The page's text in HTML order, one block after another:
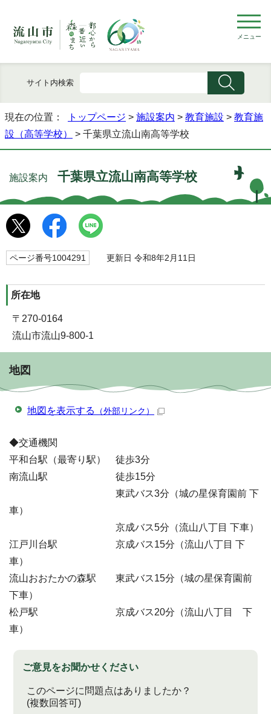
メニュー
サイト内検索
現在の位置： トップページ > 施設案内 > 教育施設 > 教育施
設（高等学校）
> 千葉県立流山南高等学校
施設案内 千葉県立流山南高等学校
ページ番号1004291 更新日 令和8年2月11日
所在地
〒270-0164
流山市流山9-800-1
地図
地図を表示する （外部リンク）
◆交通機関
平和台駅（最寄り駅） 徒歩3分
南流山駅 徒歩15分
東武バス3分（城の星保育園前 下
車）
京成バス5分（流山八丁目 下車）
江戸川台駅 京成バス15分（流山八丁目 下
車）
流山おおたかの森駅 東武バス15分（城の星保育園前
下車）
松戸駅 京成バス20分（流山八丁目 下
車）
ご意見をお聞かせください
このページに問題点はありましたか？
(複数回答可)